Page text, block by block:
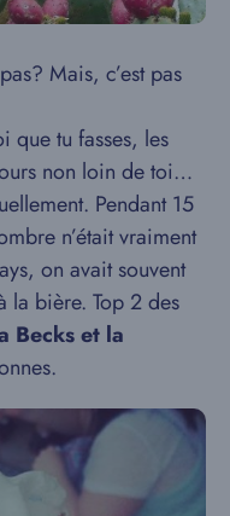
Mais, c’est pas
que tu fasses, les
non loin de toi…
Pendant 15
n’était vraiment
on avait souvent
la bière. Top 2 des
Becks et la